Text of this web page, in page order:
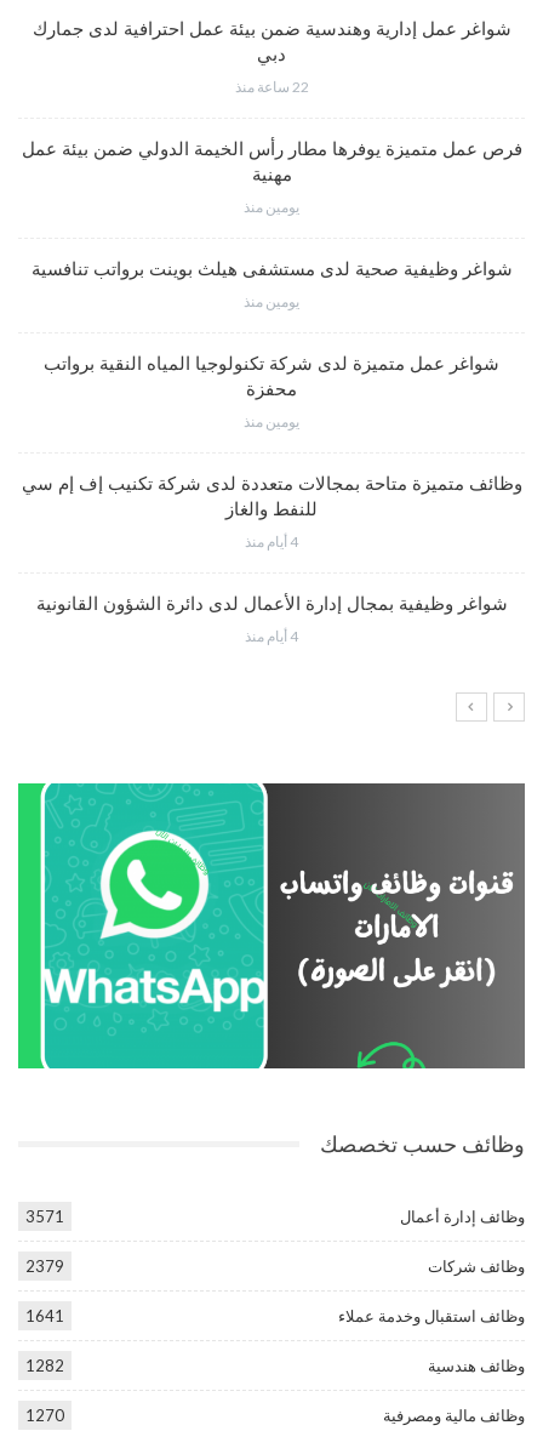
شواغر عمل إدارية وهندسية ضمن بيئة عمل احترافية لدى جمارك
دبي
22 ساعة منذ
فرص عمل متميزة يوفرها مطار رأس الخيمة الدولي ضمن بيئة عمل
مهنية
يومين منذ
شواغر وظيفية صحية لدى مستشفى هيلث بوينت برواتب تنافسية
يومين منذ
شواغر عمل متميزة لدى شركة تكنولوجيا المياه النقية برواتب
محفزة
يومين منذ
وظائف متميزة متاحة بمجالات متعددة لدى شركة تكنيب إف إم سي
للنفط والغاز
4 أيام منذ
شواغر وظيفية بمجال إدارة الأعمال لدى دائرة الشؤون القانونية
4 أيام منذ
وظائف حسب تخصصك
وظائف إدارة أعمال 3571
وظائف شركات 2379
وظائف استقبال وخدمة عملاء 1641
وظائف هندسية 1282
وظائف مالية ومصرفية 1270